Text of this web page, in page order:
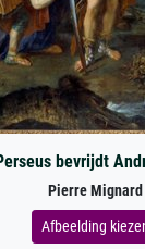
bevrijdt
Pierre Mignard
Afbeelding